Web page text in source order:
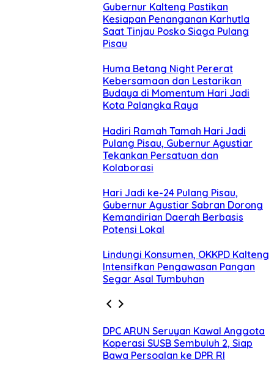
Gubernur Kalteng Pastikan
Kesiapan Penanganan Karhutla
Saat Tinjau Posko Siaga Pulang
Pisau
Huma Betang Night Pererat
Kebersamaan dan Lestarikan
Budaya di Momentum Hari Jadi
Kota Palangka Raya
Hadiri Ramah Tamah Hari Jadi
Pulang Pisau, Gubernur Agustiar
Tekankan Persatuan dan
Kolaborasi
Hari Jadi ke-24 Pulang Pisau,
Gubernur Agustiar Sabran Dorong
Kemandirian Daerah Berbasis
Potensi Lokal
Lindungi Konsumen, OKKPD Kalteng
Intensifkan Pengawasan Pangan
Segar Asal Tumbuhan
DPC ARUN Seruyan Kawal Anggota
Koperasi SUSB Sembuluh 2, Siap
Bawa Persoalan ke DPR RI